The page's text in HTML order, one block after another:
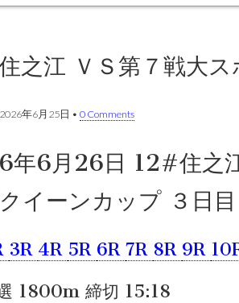
之江 ＶＳ第７戦大
2026年6月25日 • 0 Comments
年6月26日 12#住之
イーンカップ ３日目
3R 4R 5R 6R 7R 8R 9R
1800m 締切 15:18